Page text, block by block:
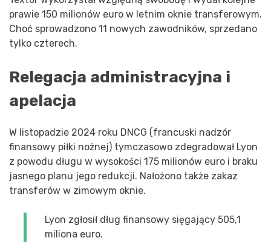
prawie 150 milionów euro w letnim oknie transferowym.
Choć sprowadzono 11 nowych zawodników, sprzedano
tylko czterech.
Relegacja administracyjna i
apelacja
W listopadzie 2024 roku DNCG (francuski nadzór
finansowy piłki nożnej) tymczasowo zdegradował Lyon
z powodu długu w wysokości 175 milionów euro i braku
jasnego planu jego redukcji. Nałożono także zakaz
transferów w zimowym oknie.
Lyon zgłosił dług finansowy sięgający 505,1
miliona euro.